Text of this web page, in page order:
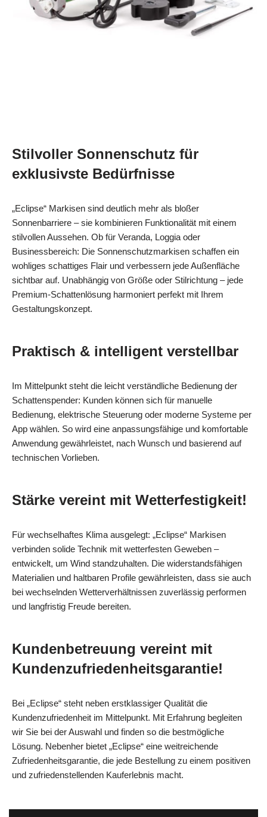
Stilvoller Sonnenschutz für
exklusivste Bedürfnisse
„Eclipse“ Markisen sind deutlich mehr als bloßer
Sonnenbarriere – sie kombinieren Funktionalität mit einem
stilvollen Aussehen. Ob für Veranda, Loggia oder
Businessbereich: Die Sonnenschutzmarkisen schaffen ein
wohliges schattiges Flair und verbessern jede Außenfläche
sichtbar auf. Unabhängig von Größe oder Stilrichtung – jede
Premium-Schattenlösung harmoniert perfekt mit Ihrem
Gestaltungskonzept.
Praktisch & intelligent verstellbar
Im Mittelpunkt steht die leicht verständliche Bedienung der
Schattenspender: Kunden können sich für manuelle
Bedienung, elektrische Steuerung oder moderne Systeme per
App wählen. So wird eine anpassungsfähige und komfortable
Anwendung gewährleistet, nach Wunsch und basierend auf
technischen Vorlieben.
Stärke vereint mit Wetterfestigkeit!
Für wechselhaftes Klima ausgelegt: „Eclipse“ Markisen
verbinden solide Technik mit wetterfesten Geweben –
entwickelt, um Wind standzuhalten. Die widerstandsfähigen
Materialien und haltbaren Profile gewährleisten, dass sie auch
bei wechselnden Wetterverhältnissen zuverlässig performen
und langfristig Freude bereiten.
Kundenbetreuung vereint mit
Kundenzufriedenheitsgarantie!
Bei „Eclipse“ steht neben erstklassiger Qualität die
Kundenzufriedenheit im Mittelpunkt. Mit Erfahrung begleiten
wir Sie bei der Auswahl und finden so die bestmögliche
Lösung. Nebenher bietet „Eclipse“ eine weitreichende
Zufriedenheitsgarantie, die jede Bestellung zu einem positiven
und zufriedenstellenden Kauferlebnis macht.